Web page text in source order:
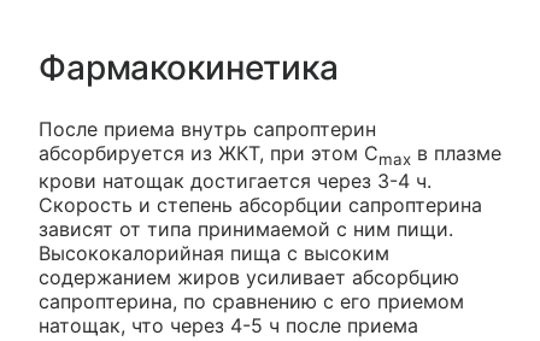
Фармакокинетика
После приема внутрь сапроптерин
абсорбируется из ЖКТ, при этом Cmax в плазме
крови натощак достигается через 3-4 ч.
Скорость и степень абсорбции сапроптерина
зависят от типа принимаемой с ним пищи.
Высококалорийная пища с высоким
содержанием жиров усиливает абсорбцию
сапроптерина, по сравнению с его приемом
натощак, что через 4-5 ч после приема